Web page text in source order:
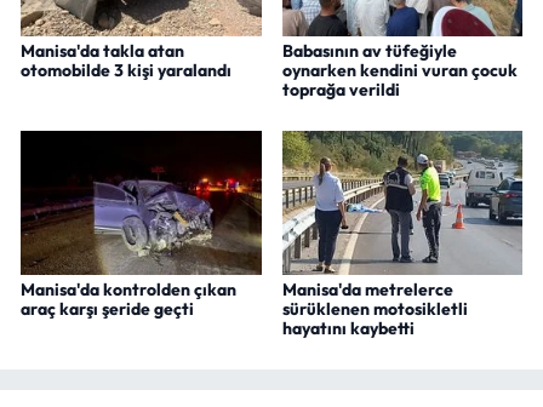
Manisa'da takla atan
otomobilde 3 kişi yaralandı
Babasının av tüfeğiyle
oynarken kendini vuran çocuk
toprağa verildi
Manisa'da kontrolden çıkan
araç karşı şeride geçti
Manisa'da metrelerce
sürüklenen motosikletli
hayatını kaybetti